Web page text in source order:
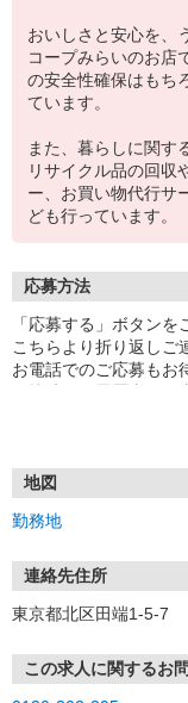
おいしさと安心を、
コープみらいのお店
の安全性確保はもち
ています。
また、暮らしに関す
リサイクル品の回収
ー、お買い物代行サ
ども行っています。
応募方法
「応募する」ボタンを
こちらより折り返しご
お電話でのご応募もお
※電話受付／10時〜20
御応募頂いてから最短
ご応募の後、
担当よりご案内をさせ
応募 ⇒ 条件確
※選考状況により、書
地図
勤務地
連絡先住所
東京都北区田端1-5-7
この求人に関するお